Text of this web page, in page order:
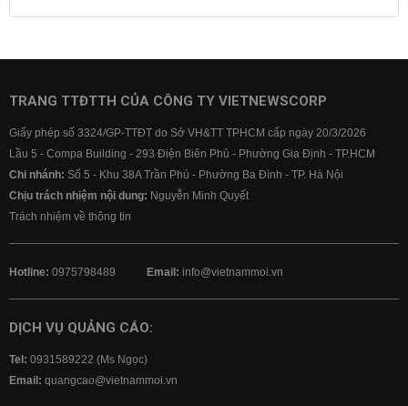
Lãi suất tiết kiệm
Lãi suất tiền gửi
Lãi suất ngân hàng BIDV
Lãi suất ngân hàng Vietcombank
TRANG TTĐTTH CỦA CÔNG TY VIETNEWSCORP
Giấy phép số 3324/GP-TTĐT do Sở VH&TT TPHCM cấp ngày 20/3/2026
Lầu 5 - Compa Building - 293 Điện Biên Phủ - Phường Gia Định - TP.HCM
Chi nhánh: Số 5 - Khu 38A Trần Phú - Phường Ba Đình - TP. Hà Nội
Chịu trách nhiệm nội dung: Nguyễn Minh Quyết
Trách nhiệm về thông tin
Hotline: 0975798489 Email: info@vietnammoi.vn
DỊCH VỤ QUẢNG CÁO:
Tel: 0931589222 (Ms Ngọc)
Email: quangcao@vietnammoi.vn